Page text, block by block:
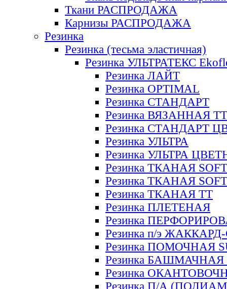
Ткани РАСПРОДАЖА
Карнизы РАСПРОДАЖА
Резинка
Резинка (тесьма эластичная)
Резинка УЛЬТРАТЕКС
Резинка ЛАЙТ
Резинка OPTIMAL
Резинка СТАНДАРТ
Резинка ВЯЗАННАЯ ТТ
Резинка СТАНДАРТ
Резинка УЛЬТРА
Резинка УЛЬТРА
Резинка ТКАНАЯ SOFT
Резинка ТКАНАЯ
Резинка ТКАНАЯ ТТ
Резинка ПЛЕТЕНАЯ
Резинка
Резинка п/э
Резинка ПОМОЧНАЯ
Резинка БАШМАЧНАЯ
Резинка
Резинка П/А